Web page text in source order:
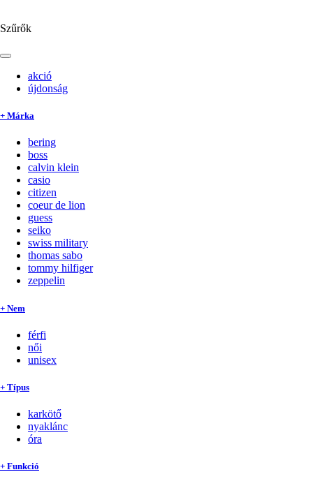
Szűrők
akció
újdonság
+ Márka
bering
boss
calvin klein
casio
citizen
coeur de lion
guess
seiko
swiss military
thomas sabo
tommy hilfiger
zeppelin
+ Nem
férfi
női
unisex
+ Típus
karkötő
nyaklánc
óra
+ Funkció